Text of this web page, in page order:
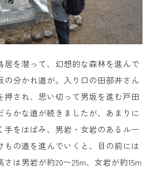
居を潜って、幻想的な森林を進んで
の分かれ道が。入り口の田部井さん
押され、思い切って男坂を進む戸田
らかな道が続きましたが、あまりに
手をはばみ、男岩・女岩のあるルー
もの道を進んでいくと、目の前には
は男岩が約20〜25m、女岩が約15m